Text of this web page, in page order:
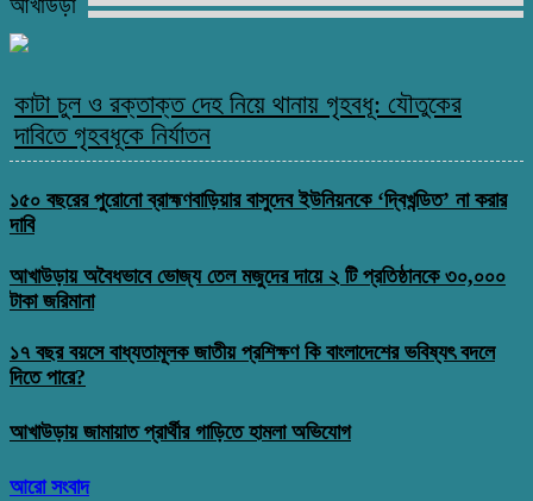
আখাউড়া
কাটা চুল ও রক্তাক্ত দেহ নিয়ে থানায় গৃহবধূ: যৌতুকের
দাবিতে গৃহবধূকে নির্যাতন
১৫০ বছরের পুরোনো ব্রাহ্মণবাড়িয়ার বাসুদেব ইউনিয়নকে ‘দ্বিখন্ডিত’ না করার
দাবি
আখাউড়ায় অবৈধভাবে ভোজ্য তেল মজুদের দায়ে ২ টি প্রতিষ্ঠানকে ৩০,০০০
টাকা জরিমানা
১৭ বছর বয়সে বাধ্যতামূলক জাতীয় প্রশিক্ষণ কি বাংলাদেশের ভবিষ্যৎ বদলে
দিতে পারে?
আখাউড়ায় জামায়াত প্রার্থীর গাড়িতে হামলা অভিযোগ
আরো সংবাদ